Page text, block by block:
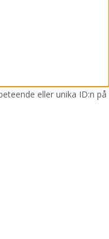
eller unika ID:n på